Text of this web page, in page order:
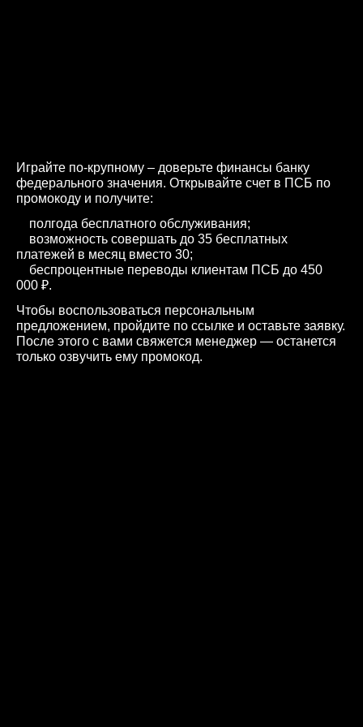
Играйте по-крупному – доверьте финансы банку
федерального значения. Открывайте счет в ПСБ по
промокоду и получите:
полгода бесплатного обслуживания;
возможность совершать до 35 бесплатных
платежей в месяц вместо 30;
беспроцентные переводы клиентам ПСБ до 450
000 ₽.
Чтобы воспользоваться персональным
предложением, пройдите по ссылке и оставьте заявку.
После этого с вами свяжется менеджер — останется
только озвучить ему промокод.